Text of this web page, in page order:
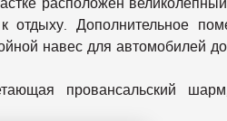
Дополнительное
навес для автомобилей
провансальский